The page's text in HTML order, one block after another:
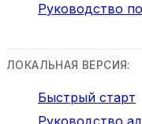
Руководство
ЛОКАЛЬНАЯ ВЕРСИЯ:
Быстрый старт